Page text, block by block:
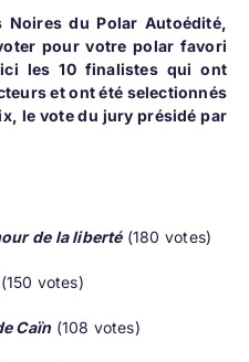
du Polar Autoédité,
pour votre polar favori
les 10 finalistes qui ont
et ont été selectionnés
le vote du jury présidé par
de la liberté(180 votes)
(150 votes)
Caïn(108 votes)